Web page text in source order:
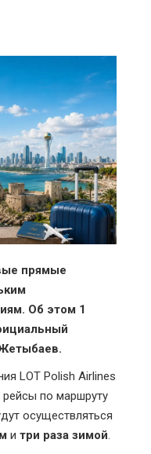
прямые
Об этом 1
LOT Polish Airlines
рейсы по маршруту
осуществляться
и три раза зимой.